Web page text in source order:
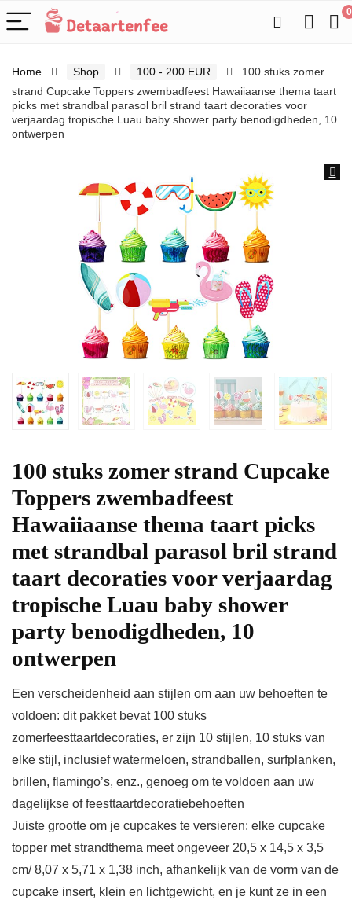
0
Home Shop 100 - 200 EUR
100 stuks zomer
strand Cupcake Toppers zwembadfeest Hawaiiaanse thema taart
picks met strandbal parasol bril strand taart decoraties voor
verjaardag tropische Luau baby shower party benodigdheden, 10
ontwerpen
100 stuks zomer strand Cupcake
Toppers zwembadfeest
Hawaiiaanse thema taart picks
met strandbal parasol bril strand
taart decoraties voor verjaardag
tropische Luau baby shower
party benodigdheden, 10
ontwerpen
Een verscheidenheid aan stijlen om aan uw behoeften te
voldoen: dit pakket bevat 100 stuks
zomerfeesttaartdecoraties, er zijn 10 stijlen, 10 stuks van
elke stijl, inclusief watermeloen, strandballen, surfplanken,
brillen, flamingo’s, enz., genoeg om te voldoen aan uw
dagelijkse of feesttaartdecoratiebehoeften
Juiste grootte om je cupcakes te versieren: elke cupcake
topper met strandthema meet ongeveer 20,5 x 14,5 x 3,5
cm/ 8,07 x 5,71 x 1,38 inch, afhankelijk van de vorm van de
cupcake insert, klein en lichtgewicht, en je kunt ze in een